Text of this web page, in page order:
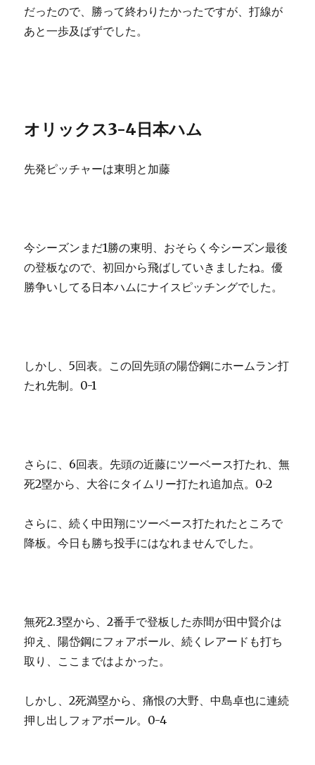
だったので、勝って終わりたかったですが、打線が
あと一歩及ばずでした。
オリックス3-4日本ハム
先発ピッチャーは東明と加藤
今シーズンまだ1勝の東明、おそらく今シーズン最後
の登板なので、初回から飛ばしていきましたね。優
勝争いしてる日本ハムにナイスピッチングでした。
しかし、5回表。この回先頭の陽岱鋼にホームラン打
たれ先制。0-1
さらに、6回表。先頭の近藤にツーベース打たれ、無
死2塁から、大谷にタイムリー打たれ追加点。0-2
さらに、続く中田翔にツーベース打たれたところで
降板。今日も勝ち投手にはなれませんでした。
無死2.3塁から、2番手で登板した赤間が田中賢介は
抑え、陽岱鋼にフォアボール、続くレアードも打ち
取り、ここまではよかった。
しかし、2死満塁から、痛恨の大野、中島卓也に連続
押し出しフォアボール。0-4